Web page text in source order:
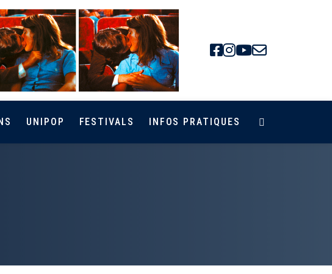
Facebook
Instagram
Youtube
UNIPOP FESTIVALS INFOS PRATIQUES